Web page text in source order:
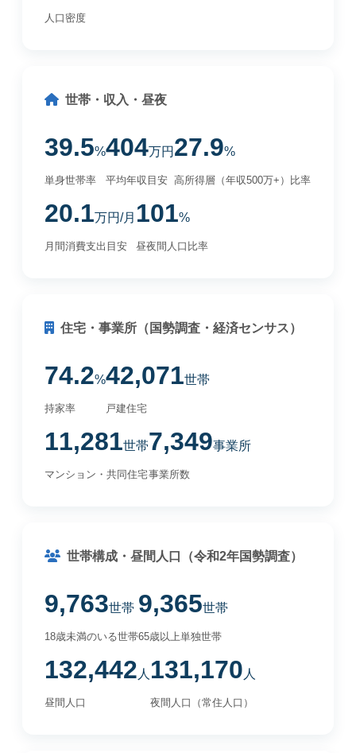
人口密度
世帯・収入・昼夜
39.5%
単身世帯率
404万円
平均年収目安
27.9%
高所得層（年収500万+）比率
20.1万円/月
月間消費支出目安
101%
昼夜間人口比率
住宅・事業所（国勢調査・経済センサス）
74.2%
持家率
42,071世帯
戸建住宅
11,281世帯
マンション・共同住宅
7,349事業所
事業所数
世帯構成・昼間人口（令和2年国勢調査）
9,763世帯
18歳未満のいる世帯
9,365世帯
65歳以上単独世帯
132,442 人
昼間人口
131,170 人
夜間人口（常住人口）